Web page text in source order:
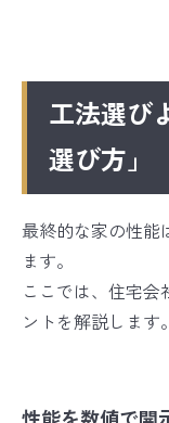
工法選び
選び方」
最終的な家の性能
ます。
ここでは、住宅会
ントを解説します。